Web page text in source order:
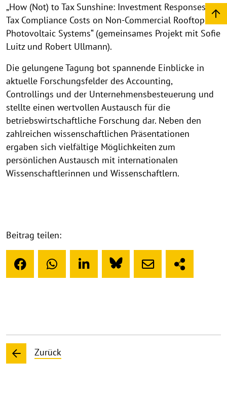
„How (Not) to Tax Sunshine: Investment Responses to
Tax Compliance Costs on Non-Commercial Rooftop
Photovoltaic Systems“ (gemeinsames Projekt mit Sofie
Luitz und Robert Ullmann).
Die gelungene Tagung bot spannende Einblicke in
aktuelle Forschungsfelder des Accounting,
Controllings und der Unternehmensbesteuerung und
stellte einen wertvollen Austausch für die
betriebswirtschaftliche Forschung dar. Neben den
zahlreichen wissenschaftlichen Präsentationen
ergaben sich vielfältige Möglichkeiten zum
persönlichen Austausch mit internationalen
Wissenschaftlerinnen und Wissenschaftlern.
Beitrag teilen:
Zurück